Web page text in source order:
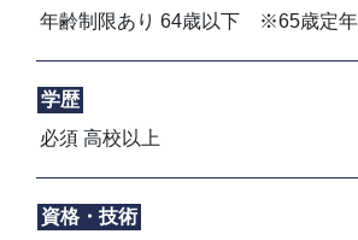
年齢制限あり 64歳以下 ※65歳定
学歴
必須 高校以上
資格・技術